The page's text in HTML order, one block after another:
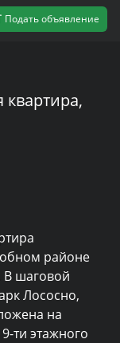
Подать объявление
районе
В шаговой
Лососно,
на
ти этажного